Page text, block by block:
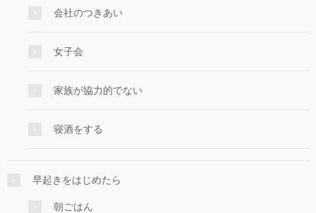
会社のつきあい
女子会
家族が協力的でない
寝酒をする
早起きをはじめたら
朝ごはん